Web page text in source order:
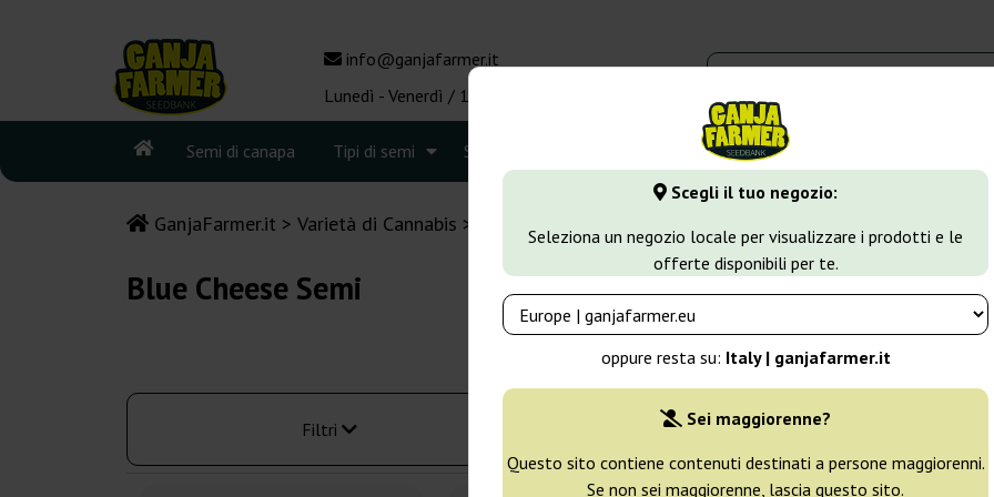
Scegli il tuo negozio:
Seleziona un negozio locale per visualizzare i prodotti e le
offerte disponibili per te.
oppure resta su: Italy | ganjafarmer.it
Sei maggiorenne?
Questo sito contiene contenuti destinati a persone maggiorenni.
Se non sei maggiorenne, lascia questo sito.
info@ganjafarmer.it
Lunedì - Venerdì / 10:00 - 16:00
Semi di canapa Tipi di semi Seedbank Tipi di marijuana Altro
GanjaFarmer.it Varietà di Cannabis
Blue Cheese Semi
Filtri Ordinamento